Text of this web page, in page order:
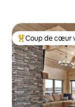
Coups de cœur
Coup de cœur